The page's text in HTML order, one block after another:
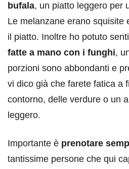
bufala, un piatto leggero per
Le melanzane erano squisite
il piatto. Inoltre ho potuto
fatte a mano con i funghi,
porzioni sono abbondanti e
vi dico già che farete fatica a
contorno, delle verdure o un
leggero.
Importante è prenotare
tantissime persone che qui